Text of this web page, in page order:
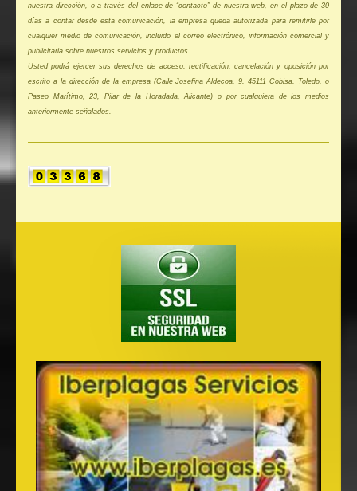
nuestra dirección, o a través del enlace de “contacto” de nuestra web, en el plazo de 30
días a contar desde esta comunicación, la empresa queda autorizada para remitirle por
cualquier medio de comunicación, incluido el correo electrónico, información comercial y
publicitaria sobre nuestros servicios y productos.
Usted podrá ejercer sus derechos de acceso, rectificación, cancelación y oposición por
escrito a la dirección de la empresa (Calle Josefina Aldecoa, 9, 45111 Cobisa, Toledo, o
Paseo Marítimo, 23, Pilar de la Horadada, Alicante) o por cualquiera de los medios
anteriormente señalados.